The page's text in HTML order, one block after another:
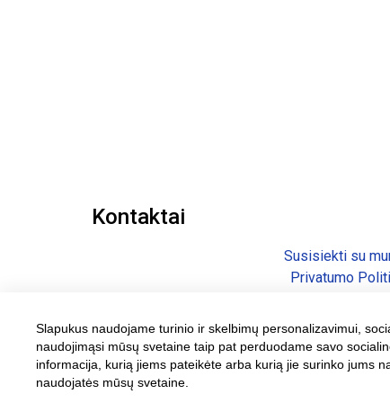
Kontaktai
Susisiekti su
Privatumo
Pristatymo
Grąžinimo
© 2023 FantasticDogs.lt
Slapukus naudojame turinio ir skelbimų personalizavimui,
naudojimąsi mūsų svetaine taip pat perduodame savo
informacija, kurią jiems pateikėte arba kurią jie surinko jums
naudojatės mūsų svetaine.